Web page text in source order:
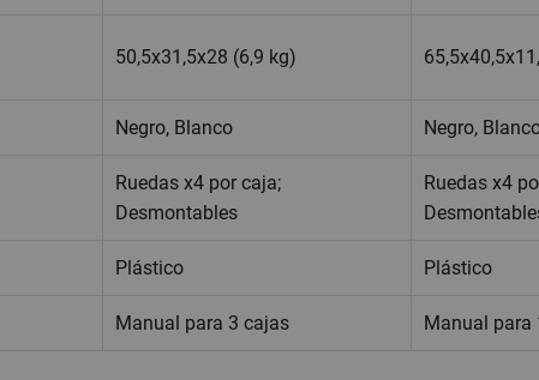
50,5x31,5x28 (6,9 kg)
Negro, Blanco Negro,
Ruedas x4 por caja;
Desmontables
Ruedas x4
Plástico Plástico
Manual para 3 cajas Manual para